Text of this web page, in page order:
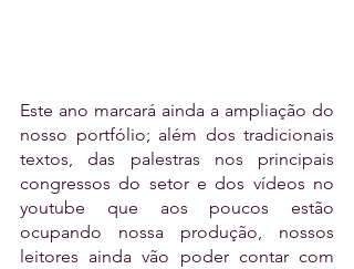
Este ano marcará ainda a ampliação do
nosso portfólio; além dos tradicionais
textos, das palestras nos principais
congressos do setor e dos vídeos no
youtube que aos poucos estão
ocupando nossa produção, nossos
leitores ainda vão poder contar com